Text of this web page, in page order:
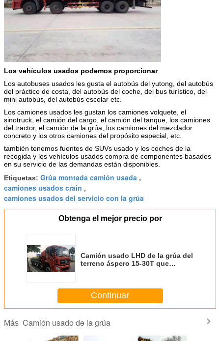
Los vehículos usados podemos proporcionar
Los autobuses usados les gusta el autobús del yutong, del autobús
del práctico de costa, del autobús del coche, del bus turístico, del
mini autobús, del autobús escolar etc.
Los camiones usados les gustan los camiones volquete, el
sinotruck, el camión del cargo, el camión del tanque, los camiones
del tractor, el camión de la grúa, los camiones del mezclador
concreto y los otros camiones del propósito especial, etc.
también tenemos fuentes de SUVs usado y los coches de la
recogida y los vehículos usados compra de componentes basados
en su servicio de las demandas están disponibles.
Etiquetas: Grúa montada camión usada ,
camiones usados crain ,
camiones usados del servicio con la grúa
Obtenga el mejor precio por
Camión usado LHD de la grúa del
terreno áspero 15-30T que
Continuar
Más Camión usado de la grúa